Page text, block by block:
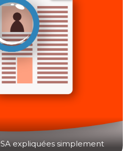
expliquées simplement